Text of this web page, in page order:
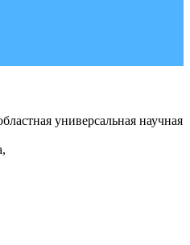
универсальная научная